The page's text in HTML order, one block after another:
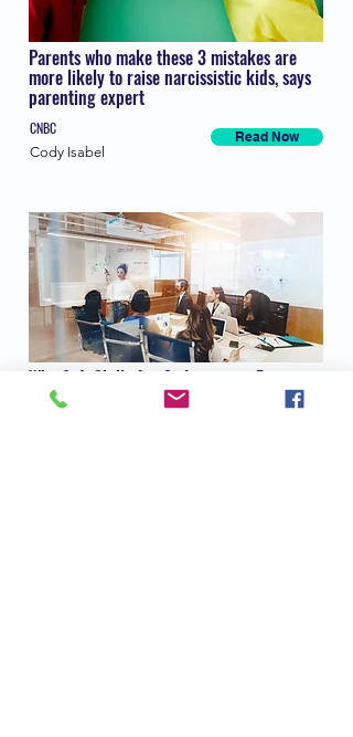
Parents who make these 3 mistakes are
more likely to raise narcissistic kids, says
parenting expert
CNBC
Cody Isabel
Read Now
Why Soft Skills Are So Important For
Employee Well-Being